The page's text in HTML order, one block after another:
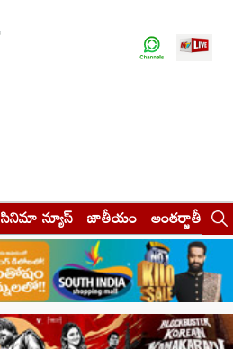
సినిమా న్యూస్ జాతీయం అంతర్జాతీయం